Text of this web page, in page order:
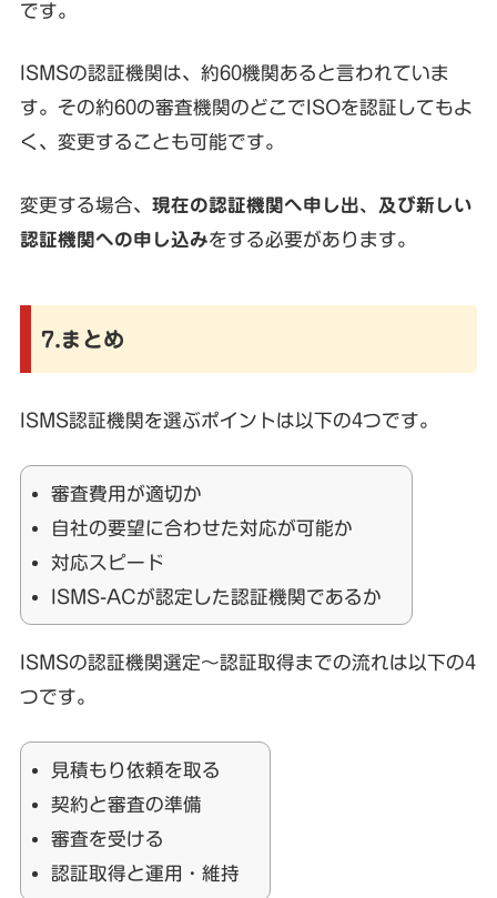
です。
ISMSの認証機関は、約60機関あると言われていま
す。その約60の審査機関のどこでISOを認証してもよ
く、変更することも可能です。
変更する場合、 現在の認証機関へ申し出、及び新しい
認証機関への申し込みをする必要があります。
7.まとめ
ISMS認証機関を選ぶポイントは以下の4つです。
審査費用が適切か
自社の要望に合わせた対応が可能か
対応スピード
ISMS-ACが認定した認証機関であるか
ISMSの認証機関選定〜認証取得までの流れは以下の4
つです。
見積もり依頼を取る
契約と審査の準備
審査を受ける
認証取得と運用・維持